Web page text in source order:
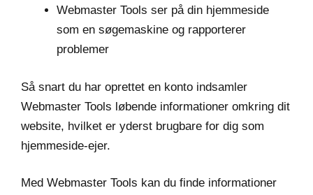
Webmaster Tools ser på din hjemmeside
som en søgemaskine og rapporterer
problemer
Så snart du har oprettet en konto indsamler
Webmaster Tools løbende informationer omkring dit
website, hvilket er yderst brugbare for dig som
hjemmeside-ejer.
Med Webmaster Tools kan du finde informationer